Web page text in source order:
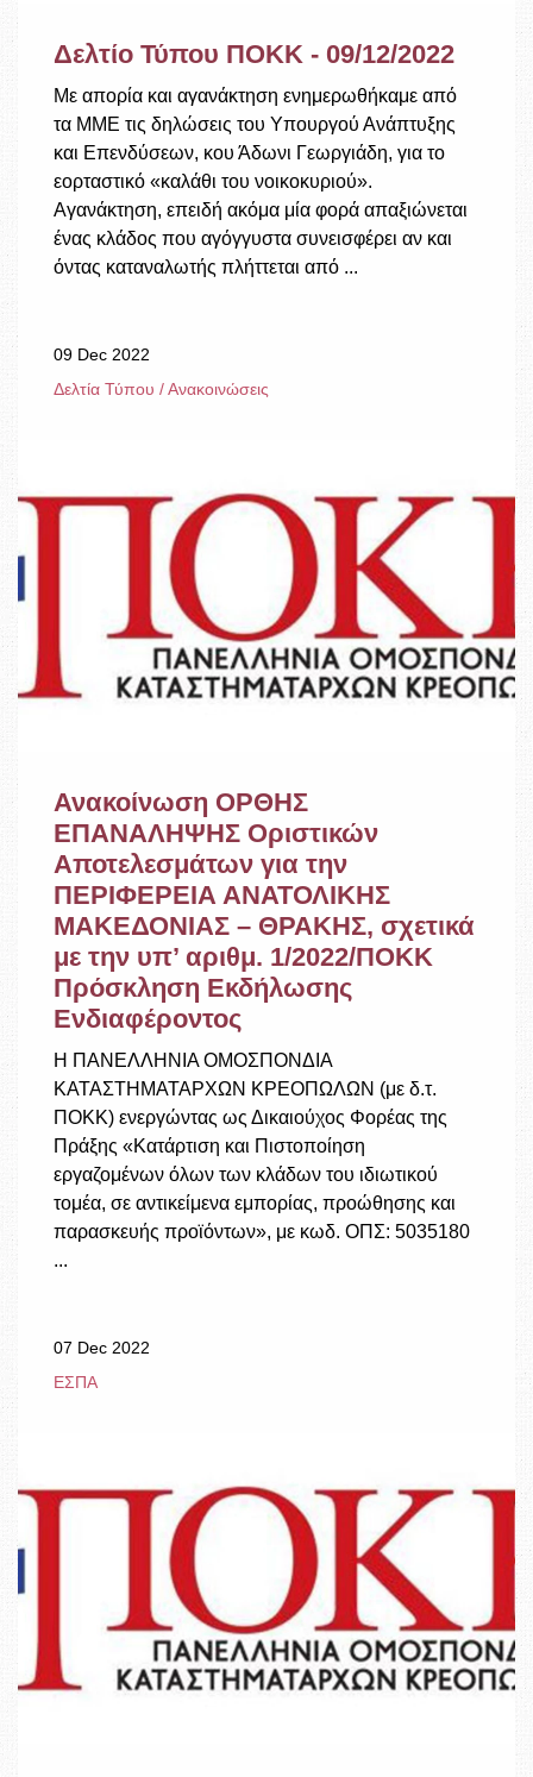
Δελτίο Τύπου ΠΟΚΚ - 09/12/2022
Με απορία και αγανάκτηση ενημερωθήκαμε από
τα ΜΜΕ τις δηλώσεις του Υπουργού Ανάπτυξης
και Επενδύσεων, κου Άδωνι Γεωργιάδη, για το
εορταστικό «καλάθι του νοικοκυριού».
Αγανάκτηση, επειδή ακόμα μία φορά απαξιώνεται
ένας κλάδος που αγόγγυστα συνεισφέρει αν και
όντας καταναλωτής πλήττεται από ...
09 Dec 2022
Δελτία Τύπου / Ανακοινώσεις
Ανακοίνωση ΟΡΘΗΣ
ΕΠΑΝΑΛΗΨΗΣ Οριστικών
Αποτελεσμάτων για την
ΠΕΡΙΦΕΡΕΙΑ ΑΝΑΤΟΛΙΚΗΣ
ΜΑΚΕΔΟΝΙΑΣ – ΘΡΑΚΗΣ, σχετικά
με την υπ’ αριθμ. 1/2022/ΠΟΚΚ
Πρόσκληση Εκδήλωσης
Ενδιαφέροντος
Η ΠΑΝΕΛΛΗΝΙΑ ΟΜΟΣΠΟΝΔΙΑ
ΚΑΤΑΣΤΗΜΑΤΑΡΧΩΝ ΚΡΕΟΠΩΛΩΝ (με δ.τ.
ΠΟΚΚ) ενεργώντας ως Δικαιούχος Φορέας της
Πράξης «Κατάρτιση και Πιστοποίηση
εργαζομένων όλων των κλάδων του ιδιωτικού
τομέα, σε αντικείμενα εμπορίας, προώθησης και
παρασκευής προϊόντων», με κωδ. ΟΠΣ: 5035180
...
07 Dec 2022
ΕΣΠΑ